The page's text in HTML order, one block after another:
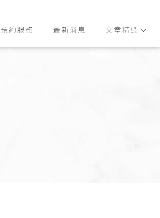
預約服務 最新消息 文章精選